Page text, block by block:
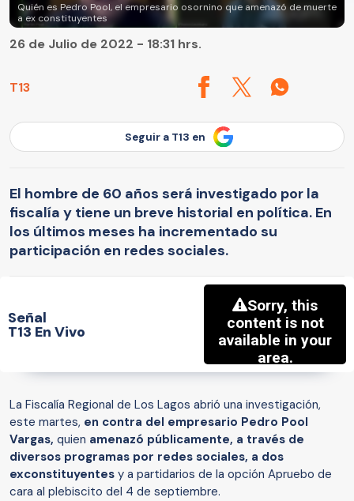
Quién es Pedro Pool, el empresario osornino que amenazó de muerte
a ex constituyentes
T13
26 de Julio de 2022 - 18:31 hrs.
Seguir a T13 en
El hombre de 60 años será investigado por la
fiscalía y tiene un breve historial en política. En
los últimos meses ha incrementado su
participación en redes sociales.
Señal
T13 En Vivo
La Fiscalía Regional de Los Lagos abrió una investigación,
este martes, en contra del empresario Pedro Pool
Vargas, quien amenazó públicamente, a través de
diversos programas por redes sociales, a dos
exconstituyentes y a partidarios de la opción Apruebo de
cara al plebiscito del 4 de septiembre.